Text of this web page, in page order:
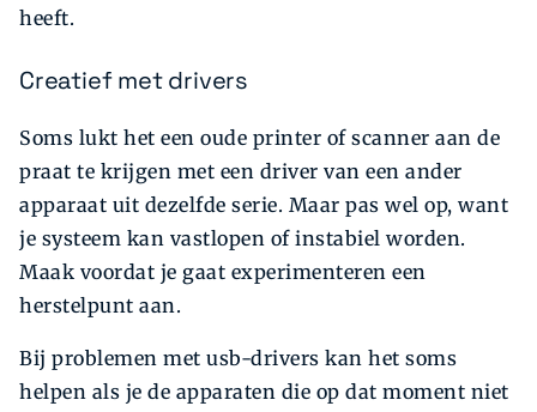
heeft.
Creatief met drivers
Soms lukt het een oude printer of scanner aan de
praat te krijgen met een driver van een ander
apparaat uit dezelfde serie. Maar pas wel op, want
je systeem kan vastlopen of instabiel worden.
Maak voordat je gaat experimenteren een
herstelpunt aan.
Bij problemen met usb-drivers kan het soms
helpen als je de apparaten die op dat moment niet